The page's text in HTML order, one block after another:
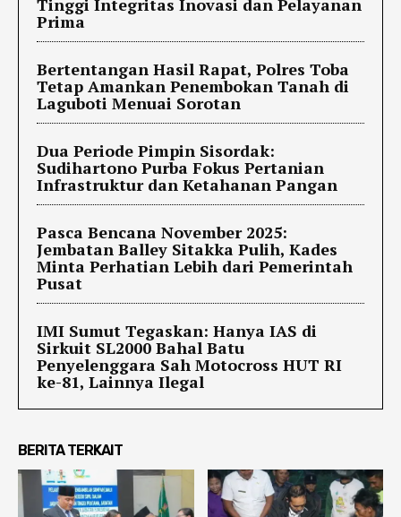
Tinggi Integritas Inovasi dan Pelayanan
Prima
Bertentangan Hasil Rapat, Polres Toba
Tetap Amankan Penembokan Tanah di
Laguboti Menuai Sorotan
Dua Periode Pimpin Sisordak:
Sudihartono Purba Fokus Pertanian
Infrastruktur dan Ketahanan Pangan
Pasca Bencana November 2025:
Jembatan Balley Sitakka Pulih, Kades
Minta Perhatian Lebih dari Pemerintah
Pusat
IMI Sumut Tegaskan: Hanya IAS di
Sirkuit SL2000 Bahal Batu
Penyelenggara Sah Motocross HUT RI
ke-81, Lainnya Ilegal
BERITA TERKAIT